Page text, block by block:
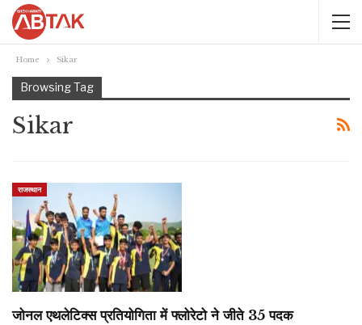
Home Sikar
Browsing Tag
Sikar
राजस्थान
जोनल एथलेटिक्स प्रतियोगिता में फ्लोरेटो ने जीते 35 पदक